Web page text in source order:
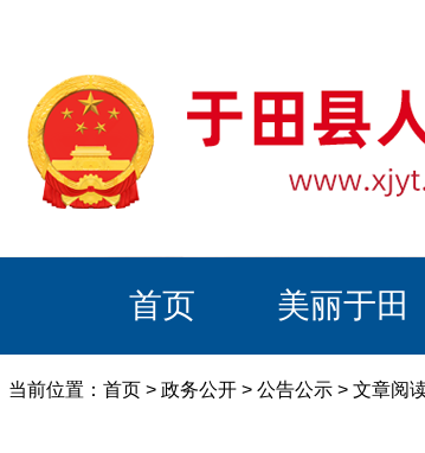
首页 美丽于田
当前位置： 首页 > 政务公开 > 公告公示 > 文章阅